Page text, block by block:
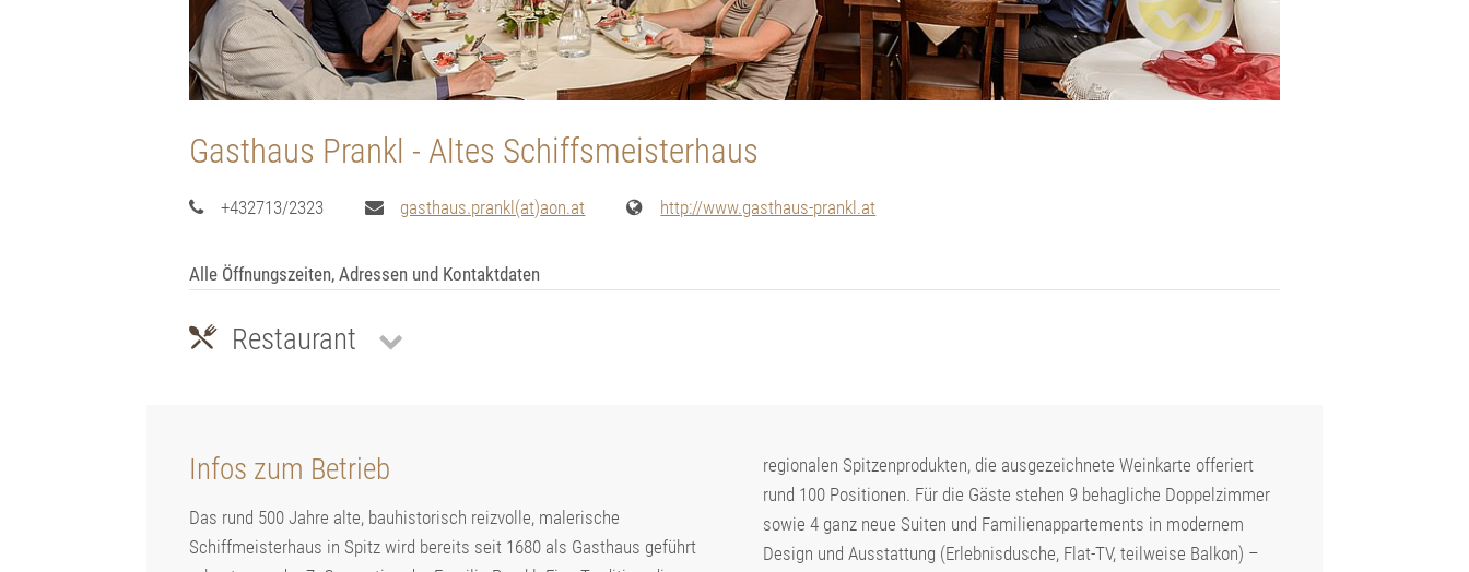
Gasthaus Prankl - Altes Schiffsmeisterhaus
+432713/2323 gasthaus.prankl(at)aon.at http://www.gasthaus-prankl.at
Alle Öffnungszeiten, Adressen und Kontaktdaten
Restaurant
Infos zum Betrieb
Das rund 500 Jahre alte, bauhistorisch reizvolle, malerische
Schiffmeisterhaus in Spitz wird bereits seit 1680 als Gasthaus geführt
regionalen Spitzenprodukten, die ausgezeichnete Weinkarte offeriert
rund 100 Positionen. Für die Gäste stehen 9 behagliche Doppelzimmer
sowie 4 ganz neue Suiten und Familienappartements in modernem
Design und Ausstattung (Erlebnisdusche, Flat-TV, teilweise Balkon) –